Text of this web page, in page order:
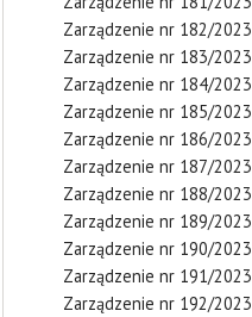
Zarządzenie nr 182/2023
Zarządzenie nr 183/2023
Zarządzenie nr 184/2023
Zarządzenie nr 185/2023
Zarządzenie nr 186/2023
Zarządzenie nr 187/2023
Zarządzenie nr 188/2023
Zarządzenie nr 189/2023
Zarządzenie nr 190/2023
Zarządzenie nr 191/2023
Zarządzenie nr 192/2023